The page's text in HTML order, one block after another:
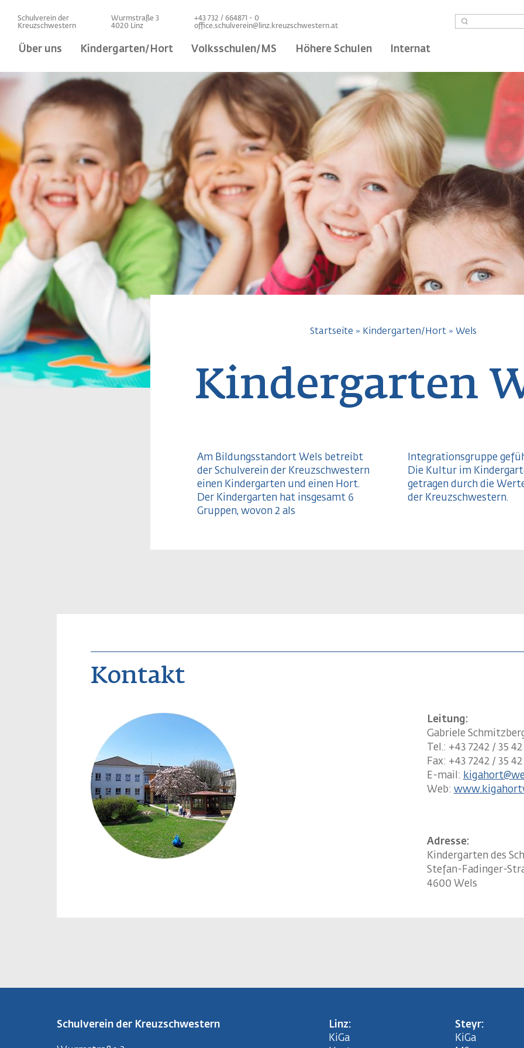
zumSchulverein der
Kreuzschwestern
Wurmstraße 3
4020 Linz
+43 732 / 664871 - 0
office.schulverein@linz.kreuzschwestern.at
Suche
MainÜber uns Kindergarten/Hort Volksschulen/MS Höhere Schulen Internat
Pfadnavigation
Startseite Kindergarten/Hort Wels
Kindergarten
Am Bildungsstandort Wels betreibt
der Schulverein der Kreuzschwestern
einen Kindergarten und einen Hort.
Der Kindergarten hat insgesamt 6
Gruppen, wovon 2 als
Integrationsgruppe geführt werden.
Die Kultur im Kindergarten wird
getragen durch die Werteorientierung
der Kreuzschwestern.
Kontakt
Leitung:
Gabriele
Tel.: +43 7242 / 35 42
Fax: +43 7242 / 35 42
E-mail:
Web:
Adresse:
Kindergarten des
Stefan-Fadinger-
4600 Wels
Schulverein der Kreuzschwestern
Linz:
KiGa
Steyr:
KiGa